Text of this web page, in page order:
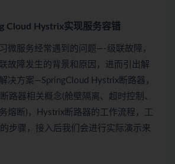
Cloud Hystrix实现服务容错
微服务经常遇到的问题—-级联故障，
故障发生的背景和原因，进而引出解
决方案—SpringCloud Hystrix断路器，
路器相关概念(舱壁隔离、超时控制、
熔断)，Hystrix断路器的工作流程，工
步骤，接入后我们会进行实际演示来